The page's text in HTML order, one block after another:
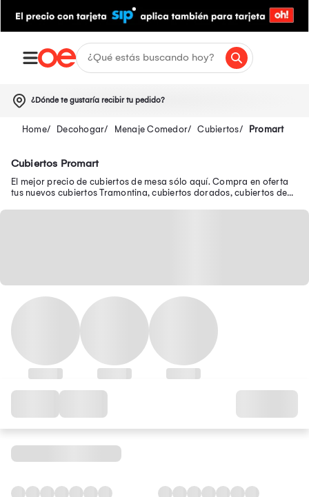
¿Dónde te gustaría recibir tu pedido?
Decohogar Menaje Comedor Cubiertos Promart
Cubiertos Promart
El mejor precio de cubiertos de mesa sólo aquí. Compra en oferta
tus nuevos cubiertos Tramontina, cubiertos dorados, cubiertos de